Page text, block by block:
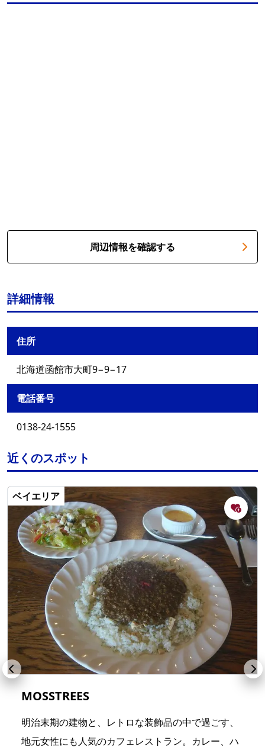
周辺情報を確認する
詳細情報
住所
北海道函館市大町9−9−17
電話番号
0138-24-1555
近くのスポット
ベイエリア
MOSSTREES
明治末期の建物と、レトロな装飾品の中で過ごす、
地元女性にも人気のカフェレストラン。カレー、ハ